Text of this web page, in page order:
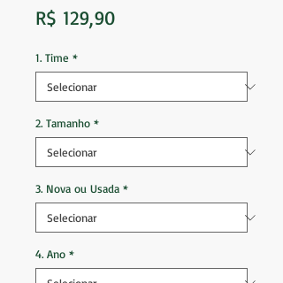
R$ 129,90Preço
1. Time *
2. Tamanho *
3. Nova ou Usada *
4. Ano *